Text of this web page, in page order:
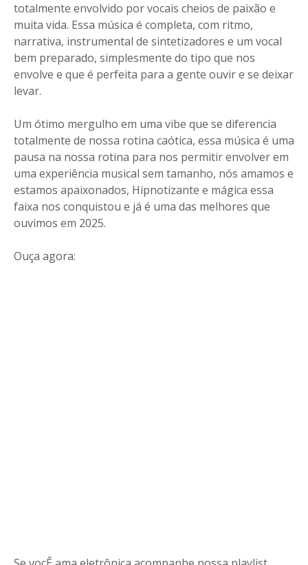
totalmente envolvido por vocais cheios de paixão e
muita vida. Essa música é completa, com ritmo,
narrativa, instrumental de sintetizadores e um vocal
bem preparado, simplesmente do tipo que nos
envolve e que é perfeita para a gente ouvir e se deixar
levar.
Um ótimo mergulho em uma vibe que se diferencia
totalmente de nossa rotina caótica, essa música é uma
pausa na nossa rotina para nos permitir envolver em
uma experiência musical sem tamanho, nós amamos e
estamos apaixonados, Hipnotizante e mágica essa
faixa nos conquistou e já é uma das melhores que
ouvimos em 2025.
Ouça agora: